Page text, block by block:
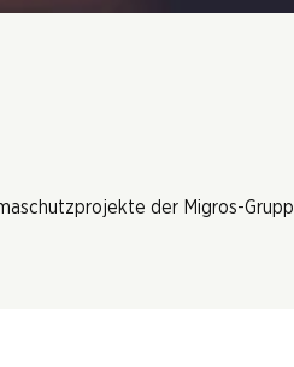
der Migros-